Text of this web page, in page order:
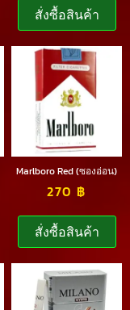
สั่งซื้อสินค้า
Marlboro Red (ซองอ่อน)
270 ฿
สั่งซื้อสินค้า